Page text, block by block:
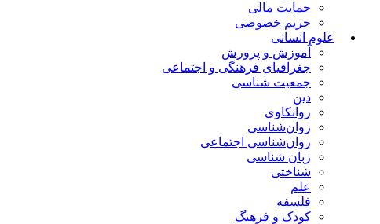
حمایت مالی
حریم خصوصی
علوم انسانی
آموزش و پرورش
جغرافیای فرهنگی و اجتماعی
جمعیت شناسی
دین
روانکاوی
روان‌شناسی
روان‌شناسی اجتماعی
زبان شناسی
شناختی
علم
فلسفه
کودک و فرهنگ